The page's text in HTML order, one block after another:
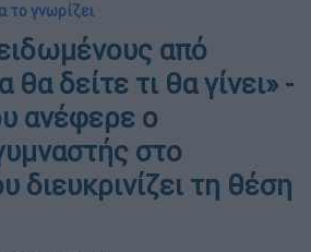
το γνωρίζει
από
δείτε τι θα γίνει» -
ανέφερε ο
στο
διευκρινίζει τη θέση